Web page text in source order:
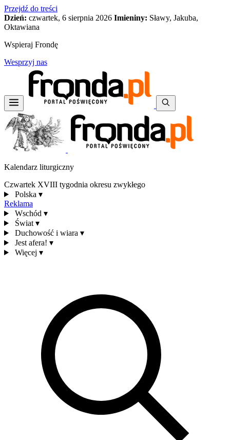
Przejdź do treści
Dzień: czwartek, 6 sierpnia 2026 Imieniny: Sławy, Jakuba,
Oktawiana
Wspieraj Frondę
Wesprzyj nas
Kalendarz liturgiczny
Czwartek XVIII tygodnia okresu zwykłego
Polska ▾
Reklama
Wschód ▾
Świat ▾
Duchowość i wiara ▾
Jest afera! ▾
Więcej ▾